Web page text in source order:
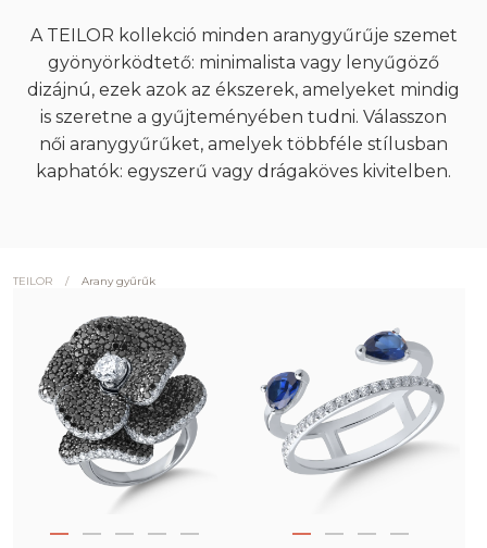
A TEILOR kollekció minden aranygyűrűje szemet
gyönyörködtető: minimalista vagy lenyűgöző
dizájnú, ezek azok az ékszerek, amelyeket mindig
is szeretne a gyűjteményében tudni. Válasszon
női aranygyűrűket, amelyek többféle stílusban
kaphatók: egyszerű vagy drágaköves kivitelben.
TEILOR / Arany gyűrűk